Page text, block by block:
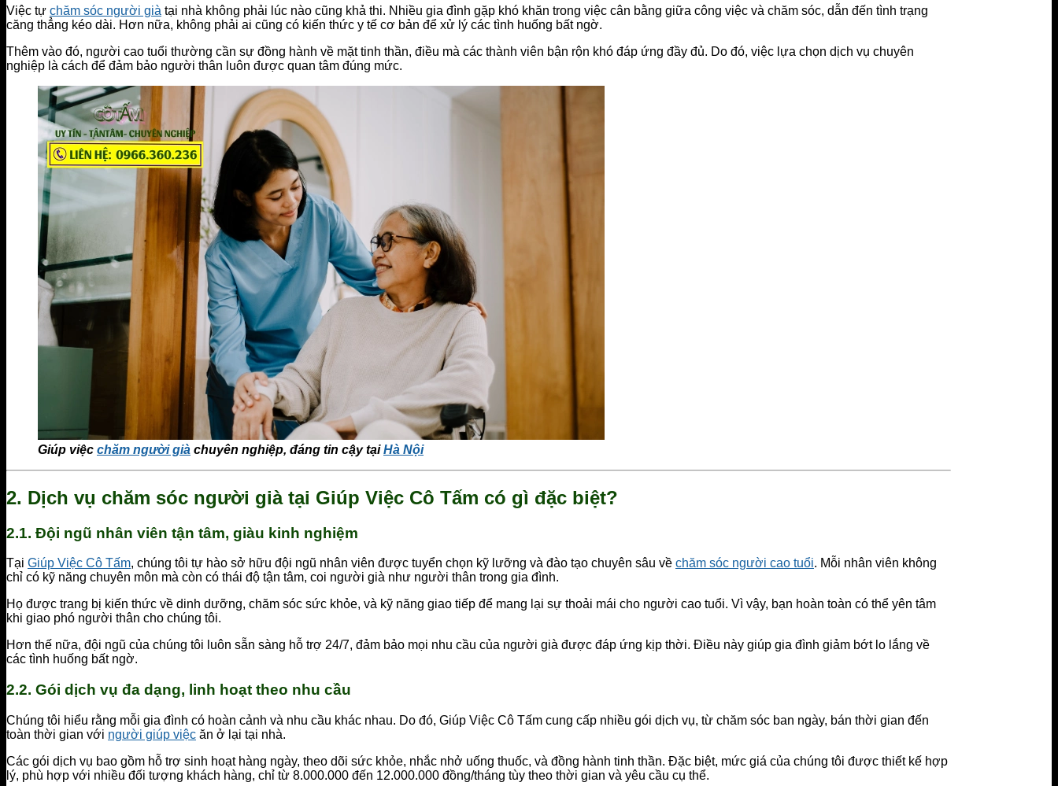
Việc tự chăm sóc người già tại nhà không phải lúc nào cũng khả thi. Nhiều gia đình gặp khó khăn trong việc cân bằng giữa công việc và chăm sóc, dẫn đến tình trạng
căng thẳng kéo dài. Hơn nữa, không phải ai cũng có kiến thức y tế cơ bản để xử lý các tình huống bất ngờ.
Thêm vào đó, người cao tuổi thường cần sự đồng hành về mặt tinh thần, điều mà các thành viên bận rộn khó đáp ứng đầy đủ. Do đó, việc lựa chọn dịch vụ chuyên
nghiệp là cách để đảm bảo người thân luôn được quan tâm đúng mức.
Giúp việc chăm người già chuyên nghiệp, đáng tin cậy tạiHà Nội
2. Dịch vụ chăm sóc người già tại Giúp Việc Cô Tấm có gì đặc biệt?
2.1. Đội ngũ nhân viên tận tâm, giàu kinh nghiệm
Tại Giúp Việc Cô Tấm, chúng tôi tự hào sở hữu đội ngũ nhân viên được tuyển chọn kỹ lưỡng và đào tạo chuyên sâu về chăm sóc người cao tuổi. Mỗi nhân viên không
chỉ có kỹ năng chuyên môn mà còn có thái độ tận tâm, coi người già như người thân trong gia đình.
Họ được trang bị kiến thức về dinh dưỡng, chăm sóc sức khỏe, và kỹ năng giao tiếp để mang lại sự thoải mái cho người cao tuổi. Vì vậy, bạn hoàn toàn có thể yên tâm
khi giao phó người thân cho chúng tôi.
Hơn thế nữa, đội ngũ của chúng tôi luôn sẵn sàng hỗ trợ 24/7, đảm bảo mọi nhu cầu của người già được đáp ứng kịp thời. Điều này giúp gia đình giảm bớt lo lắng về
các tình huống bất ngờ.
2.2. Gói dịch vụ đa dạng, linh hoạt theo nhu cầu
Chúng tôi hiểu rằng mỗi gia đình có hoàn cảnh và nhu cầu khác nhau. Do đó, Giúp Việc Cô Tấm cung cấp nhiều gói dịch vụ, từ chăm sóc ban ngày, bán thời gian đến
toàn thời gian với người giúp việc ăn ở lại tại nhà.
Các gói dịch vụ bao gồm hỗ trợ sinh hoạt hàng ngày, theo dõi sức khỏe, nhắc nhở uống thuốc, và đồng hành tinh thần. Đặc biệt, mức giá của chúng tôi được thiết kế hợp
lý, phù hợp với nhiều đối tượng khách hàng, chỉ từ 8.000.000 đến 12.000.000 đồng/tháng tùy theo thời gian và yêu cầu cụ thể.